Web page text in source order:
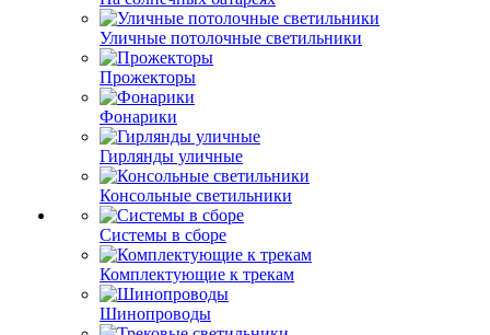
Уличные потолочные светильники
Прожекторы
Фонарики
Гирлянды уличные
Консольные светильники
Системы в сборе
Комплектующие к трекам
Шинопроводы